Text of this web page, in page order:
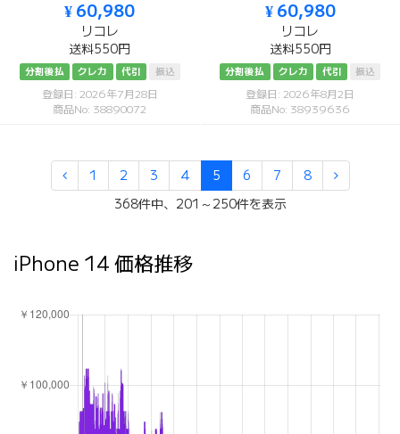
¥ 60,980
リコレ
送料550円
分割後払 クレカ 代引 振込
登録日: 2026年7月28日
商品No: 38890072
¥ 60,980
リコレ
送料550円
分割後払 クレカ 代引 振込
登録日: 2026年8月2日
商品No: 38939636
1 2 3 4 5 6 7
8
368件中、201～250件を表示
iPhone 14 価格推移